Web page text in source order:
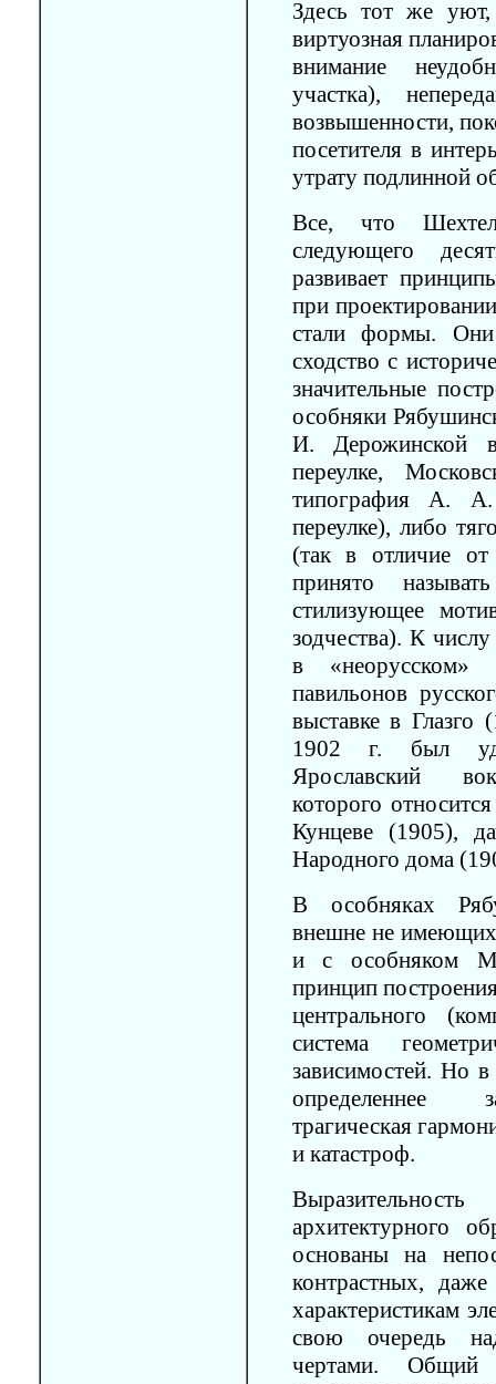
Здесь тот же
виртуозная
внимание
участка),
возвышенности,
посетителя в
утрату подлинной
Все, что
следующего
развивает
при
стали формы. Они
сходство с
значительные
особняки
И. Дерожинской
переулке,
типография А. А.
переулке), либо
(так в отличие
принято
стилизующее
зодчества). К
в «неорусском»
павильонов
выставке в
1902 г. был
Ярославский
которого
Кунцеве (1905),
Народного дома
В особняках
внешне не
и с особняком
принцип
центрального
система
зависимостей. Но в
oпределеннее
трагическая
и катастроф.
архитектурного
основаны на
контрастных,
характеристикам
свою очередь
чертами. Общий